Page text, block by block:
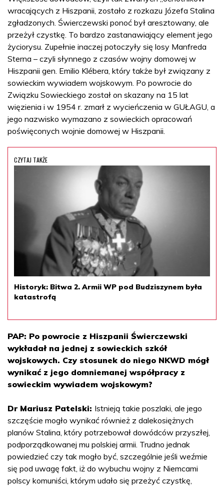
wracających z Hiszpanii, zostało z rozkazu Józefa Stalina
zgładzonych. Świerczewski ponoć był aresztowany, ale
przeżył czystkę. To bardzo zastanawiający element jego
życiorysu. Zupełnie inaczej potoczyły się losy Manfreda
Sterna – czyli słynnego z czasów wojny domowej w
Hiszpanii gen. Emilio Klébera, który także był związany z
sowieckim wywiadem wojskowym. Po powrocie do
Związku Sowieckiego został on skazany na 15 lat
więzienia i w 1954 r. zmarł z wycieńczenia w GUŁAGU, a
jego nazwisko wymazano z sowieckich opracowań
poświęconych wojnie domowej w Hiszpanii.
CZYTAJ TAKŻE
Historyk: Bitwa 2. Armii WP pod Budziszynem była
katastrofą
PAP: Po powrocie z Hiszpanii Świerczewski
wykładał na jednej z sowieckich szkół
wojskowych. Czy stosunek do niego NKWD mógł
wynikać z jego domniemanej współpracy z
sowieckim wywiadem wojskowym?
Dr Mariusz Patelski: Istnieją takie poszlaki, ale jego
szczęście mogło wynikać również z dalekosiężnych
planów Stalina, który potrzebował dowódców przyszłej,
podporządkowanej mu polskiej armii. Trudno jednak
powiedzieć czy tak mogło być, szczególnie jeśli weźmie
się pod uwagę fakt, iż do wybuchu wojny z Niemcami
polscy komuniści, którym udało się przeżyć czystkę,